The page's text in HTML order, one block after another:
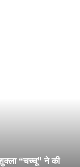
“चच्चू” ने की